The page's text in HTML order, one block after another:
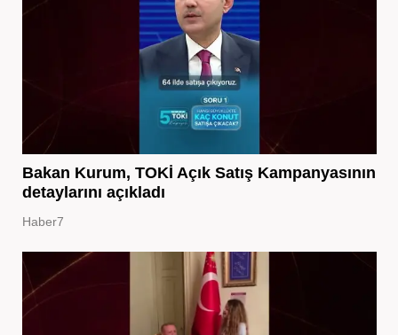
Bakan Kurum, TOKİ Açık Satış Kampanyasının
detaylarını açıkladı
Haber7